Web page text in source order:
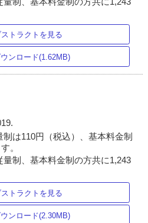
トラクトを見る
ンロード(1.62MB)
は110円（税込）、基本料金制
。
制、基本料金制の方共に1,243
トラクトを見る
ンロード(2.30MB)